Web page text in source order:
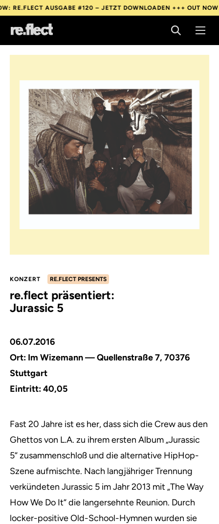
AUSGABE #120 – JETZT DOWNLOADEN +++OUT NOW:
AUSGABE #120 – JETZT DOWNLOADEN +++
KONZERT RE.FLECT PRESENTS
re.flect präsentiert:
Jurassic 5
06.07.2016
Ort: Im Wizemann — Quellenstraße 7, 70376
Stuttgart
Eintritt: 40,05
Fast 20 Jahre ist es her, dass sich die Crew aus den
Ghettos von L.A. zu ihrem ersten Album „Jurassic
5“ zusammenschloß und die alternative HipHop-
Szene aufmischte. Nach langjähriger Trennung
verkündeten Jurassic 5 im Jahr 2013 mit „The Way
How We Do It“ die langersehnte Reunion. Durch
locker-positive Old-School-Hymnen wurden sie